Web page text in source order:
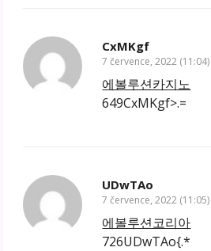
CxMKgf
7 července, 2022 (11:04)
에볼루션카지노
649CxMKgf>.=
UDwTAo
7 července, 2022 (11:05)
에볼루션코리아
726UDwTAo{.*